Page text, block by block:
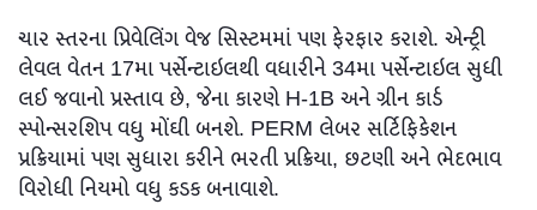
ચાર સ્તરના પ્રિવેલિંગ વેજ સિસ્ટમમાં પણ ફેરફાર કરાશે. એન્ટ્રી
લેવલ વેતન 17મા પર્સેન્ટાઇલથી વધારીને 34મા પર્સેન્ટાઇલ સુધી
લઈ જવાનો પ્રસ્તાવ છે, જેના કારણે H-1B અને ગ્રીન કાર્ડ
સ્પોન્સરશિપ વધુ મોંઘી બનશે. PERM લેબર સર્ટિફિકેશન
પ્રક્રિયામાં પણ સુધારા કરીને ભરતી પ્રક્રિયા, છટણી અને ભેદભાવ
વિરોધી નિયમો વધુ કડક બનાવાશે.